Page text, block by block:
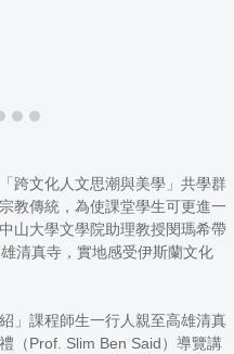
跨文化人文思潮與美學」共學群
教傳統，為使課堂學生可更進一
山大學文學院助理教授閔瑪希帶
清真寺，實地感受伊斯蘭文化
」課程師生一行人親至高雄清真
（Prof. Slim Ben Said）導覽講